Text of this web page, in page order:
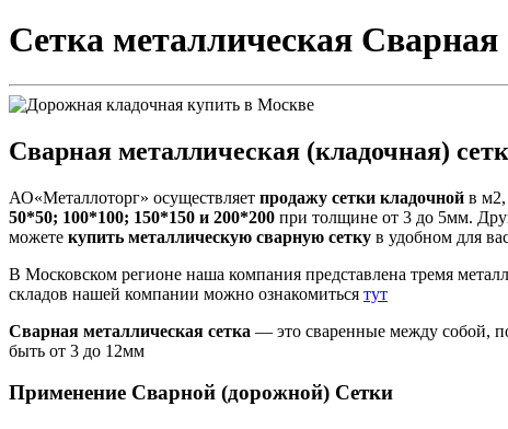
Сетка металлическая
Сварная металлическая (кладочная)
АО«Металлоторг» осуществляет продажу сетки кладочной в
50*50; 100*100; 150*150 и 200*200 при толщине от 3 до 5мм.
можете купить металлическую сварную сетку в удобном для
В Московском регионе наша компания представлена тремя
складов нашей компании можно ознакомиться тут
Сварная металлическая сетка — это сваренные между собой,
быть от 3 до 12мм
Применение Сварной (дорожной) Сетки